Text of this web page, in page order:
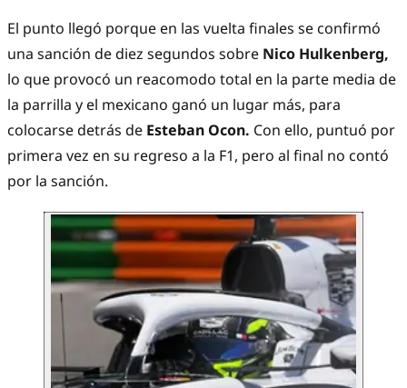
El punto llegó porque en las vuelta finales se confirmó
una sanción de diez segundos sobre Nico Hulkenberg,
lo que provocó un reacomodo total en la parte media de
la parrilla y el mexicano ganó un lugar más, para
colocarse detrás de Esteban Ocon. Con ello, puntuó por
primera vez en su regreso a la F1, pero al final no contó
por la sanción.